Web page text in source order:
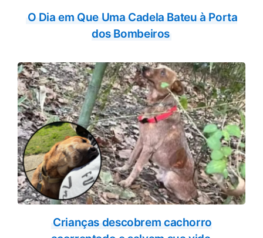
O Dia em Que Uma Cadela Bateu à Porta
dos Bombeiros
Crianças descobrem cachorro